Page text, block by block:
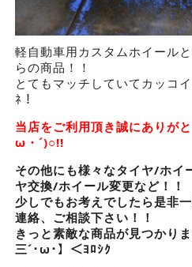
軽自動車用カスタムホイール
らの商品！！
とてもマッチしていてカッコ
ﾈ！
当店をご利用頂き誠にありが
ω・´)○!!
その他にも様々なタイヤ/ホイ
ヤ交換/ホイール変更など！！
少しでもお考えでしたら是非
連絡、ご相談下さい！！
きっと素敵な商品が見つかり
三´･ω･】＜ﾖﾛｼｸ